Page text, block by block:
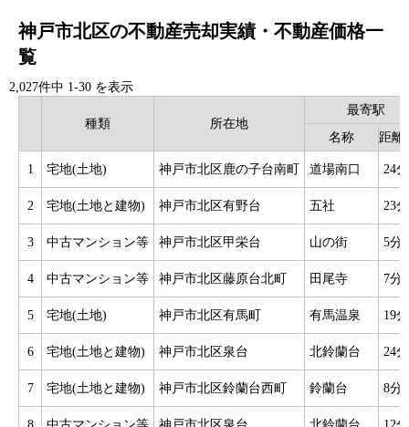
神戸市北区の不動産売却実績・不動産価格一
覧
2,027件中 1-30 を表示
種類 所在地
最寄駅
名称
距離
1 宅地(土地) 神戸市北区鹿の子台南町 道場南口 24分
2 宅地(土地と建物) 神戸市北区有野台 五社 23分
3 中古マンション等 神戸市北区甲栄台 山の街 5分
4 中古マンション等 神戸市北区藤原台北町 田尾寺 7分
5 宅地(土地) 神戸市北区有馬町 有馬温泉 19分
6 宅地(土地と建物) 神戸市北区泉台 北鈴蘭台 24分
7 宅地(土地と建物) 神戸市北区鈴蘭台西町 鈴蘭台 8分